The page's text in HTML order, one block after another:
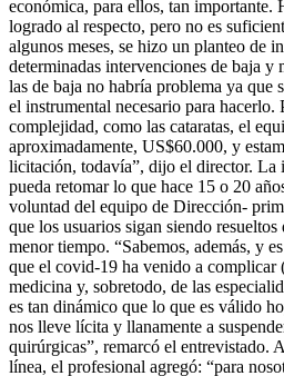
económica, para ellos, tan importante.
logrado al respecto, pero no es
algunos meses, se hizo un planteo de
determinadas intervenciones de baja y
las de baja no habría problema ya que
el instrumental necesario para hacerlo.
complejidad, como las cataratas, el
aproximadamente, US$60.000, y
licitación, todavía”, dijo el director. La
pueda retomar lo que hace 15 o 20
voluntad del equipo de Dirección-
que los usuarios sigan siendo
menor tiempo. “Sabemos, además, y
que el covid-19 ha venido a complicar
medicina y, sobretodo, de las
es tan dinámico que lo que es válido
nos lleve lícita y llanamente a
quirúrgicas”, remarcó el entrevistado.
línea, el profesional agregó: “para